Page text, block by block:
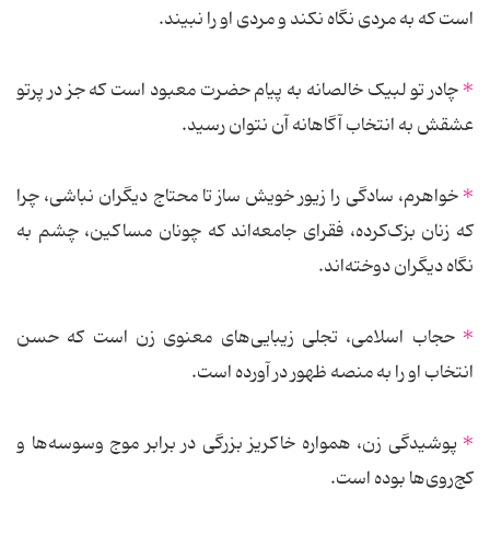
است که به مردی نگاه نکند و مردی او را نبیند.
*چادر تو لبیک خالصانه به پیام حضرت معبود است که جز در پرتو
عشقش به انتخاب آگاهانه آن نتوان رسید.
*خواهرم، سادگی را زیور خویش ساز تا محتاج دیگران نباشی، چرا
که زنان بزک‌کرده، فقرای جامعه‌اند که چونان مساکین، چشم به
نگاه دیگران دوخته‌اند.
* حجاب اسلامی، تجلی زیبایی‌های معنوی زن است که حسن
انتخاب او را به منصه ظهور در آورده است.
* پوشیدگی زن، همواره خاکریز بزرگی در برابر موج وسوسه‌ها و
کج‌روی‌ها بوده است.